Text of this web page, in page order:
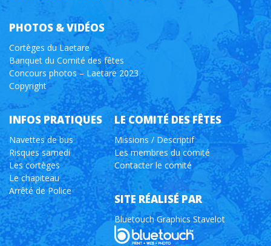
PHOTOS & VIDÉOS
Cortèges du Laetare
Banquet du Comité des fêtes
Concours photos – Laetare 2023
Copyright
INFOS PRATIQUES
Navettes de bus
Risques samedi
Les cortèges
Le chapiteau
Arrêté de Police
LE COMITÉ DES FÊTES
Missions / Descriptif
Les membres du comité
Contacter le comité
SITE RÉALISÉ PAR
Bluetouch Graphics Stavelot